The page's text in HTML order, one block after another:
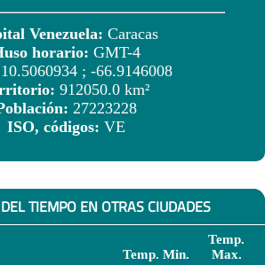
Venezuela: Caracas
horario: GMT-4
10.5060934 ; -66.9146008
912050.0 km²
27223228
ISO, códigos: VE
TIEMPO EN OTRAS CIUDADES
Temp. Min.
Temp.
Max.